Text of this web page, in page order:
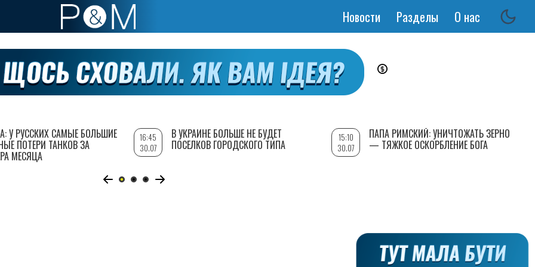
Основная
Новости Разделы О нас
У РУССКИХ САМЫЕ БОЛЬШИЕ
ПОТЕРИ ТАНКОВ ЗА
МЕСЯЦА
16:45
30.07
В УКРАИНЕ БОЛЬШЕ НЕ БУДЕТ
ПОСЕЛКОВ ГОРОДСКОГО ТИПА
15:10
30.07
ПАПА РИМСКИЙ: УНИЧТОЖАТЬ ЗЕРНО
— ТЯЖКОЕ ОСКОРБЛЕНИЕ БОГА